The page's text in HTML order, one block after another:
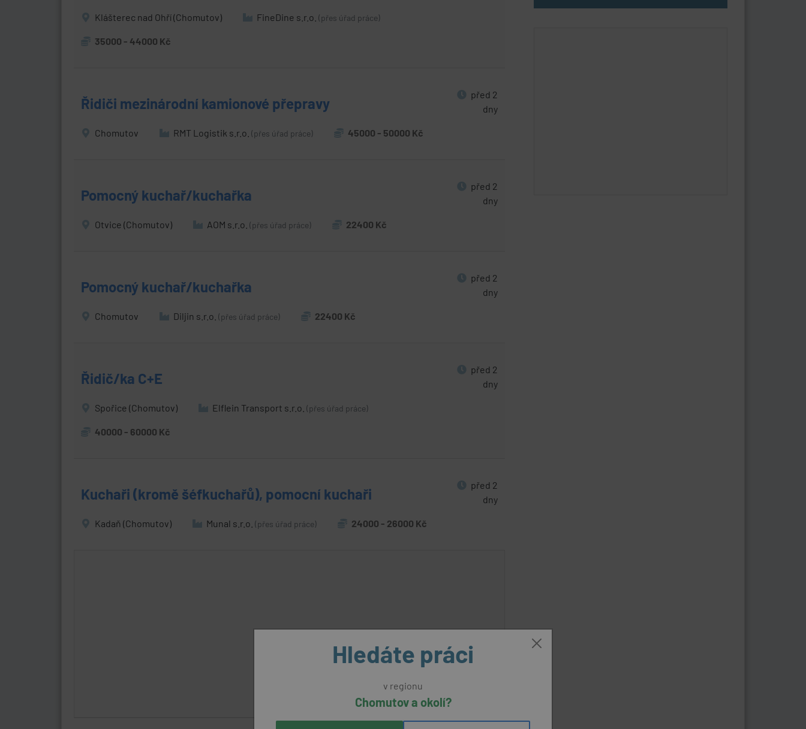
Klášterec nad Ohří (Chomutov) FineDine s.r.o. (přes úřad práce)
35000 - 44000 Kč
Řidiči mezinárodní kamionové přepravy
před 2
dny
Chomutov RMT Logistik s.r.o. (přes úřad práce) 45000 - 50000 Kč
Pomocný kuchař/kuchařka
před 2
dny
Otvice (Chomutov) AOM s.r.o. (přes úřad práce) 22400 Kč
Pomocný kuchař/kuchařka
před 2
dny
Chomutov Diljin s.r.o. (přes úřad práce) 22400 Kč
Řidič/ka C+E
před 2
dny
Spořice (Chomutov) Elflein Transport s.r.o. (přes úřad práce)
40000 - 60000 Kč
Kuchaři (kromě šéfkuchařů), pomocní kuchaři
před 2
dny
Kadaň (Chomutov) Munal s.r.o. (přes úřad práce) 24000 - 26000 Kč
Hledáte práci
v regionu
Chomutov a okolí?